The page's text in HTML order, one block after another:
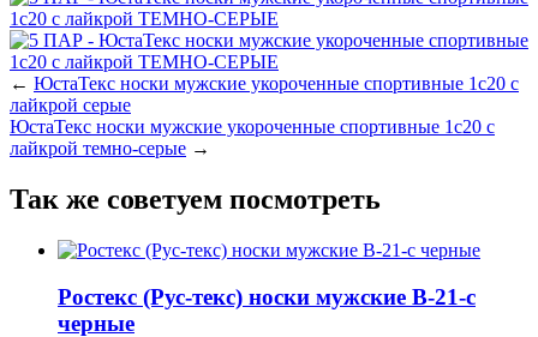
← ЮстаТекс носки мужские укороченные спортивные 1с20 с
лайкрой серые
ЮстаТекс носки мужские укороченные спортивные 1с20 с
лайкрой темно-серые →
Так же советуем посмотреть
Ростекс (Рус-текс) носки мужские В-21-с
черные